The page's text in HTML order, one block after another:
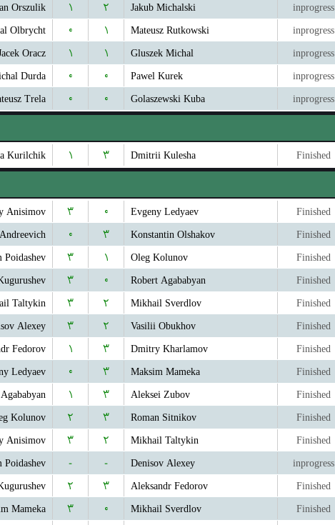
Orszulik
۱ ۲ Jakub Michalski inprogress
Olbrycht
۰ ۱ Mateusz Rutkowski inprogress
Oracz
۱ ۱ Gluszek Michal inprogress
Durda
۰ ۰ Pawel Kurek inprogress
Trela
۰ ۰ Golaszewski Kuba inprogress
Kurilchik ۱ ۳ Dmitrii Kulesha Finished
Anisimov ۳ ۰ Evgeny Ledyaev Finished
۰ ۳ Konstantin Olshakov Finished
Poidashev
۳ ۱ Oleg Kolunov Finished
۳ ۰ Robert Agababyan Finished
Taltykin
۳ ۲ Mikhail Sverdlov Finished
Alexey
۳ ۲ Vasilii Obukhov Finished
Fedorov
۱ ۳ Dmitry Kharlamov Finished
Ledyaev
۰ ۳ Maksim Mameka Finished
۱ ۳ Aleksei Zubov Finished
Kolunov
۲ ۳ Roman Sitnikov Finished
Anisimov
۳ ۲ Mikhail Taltykin Finished
Poidashev
- - Denisov Alexey inprogress
۲ ۳ Aleksandr Fedorov Finished
Mameka
۳ ۰ Mikhail Sverdlov Finished